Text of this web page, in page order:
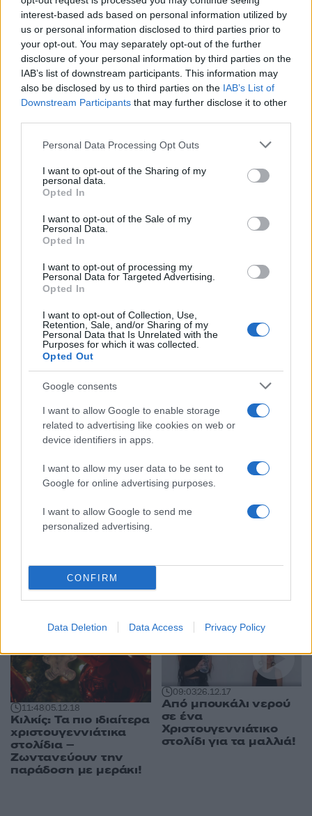
interest-based ads based on personal information utilized by
us or personal information disclosed to third parties prior to
your opt-out. You may separately opt-out of the further
disclosure of your personal information by third parties on the
IAB’s list of downstream participants. This information may
also be disclosed by us to third parties on the IAB’s List of
Downstream Participants that may further disclose it to other
Please note that this website/app uses one or more Google
not limited to your visit or usage behaviour. You may click to
grant or deny consent to Google and its third-party tags to
use your data for below specified purposes in below Google
consent section.
Personal Data Processing Opt Outs
I want to opt-out of the Sharing of my
personal data.
Opted In
I want to opt-out of the Sale of my
Personal Data.
Opted In
I want to opt-out of processing my
Personal Data for Targeted Advertising.
Opted In
I want to opt-out of Collection, Use,
Retention, Sale, and/or Sharing of my
Personal Data that Is Unrelated with the
Purposes for which it was collected.
Opted Out
Google consents
I want to allow Google to enable storage
related to advertising like cookies on web or
device identifiers in apps.
I want to allow my user data to be sent to
Google for online advertising purposes.
I want to allow Google to send me
personalized advertising.
CONFIRM
Data Deletion Data Access Privacy Policy
04:45
Κοίταξε στο χριστουγεννιάτικο δέντρο και δεν
πίστευε στα μάτια του! Αυτό που είδε δεν ήταν
μπάλα
δρόμους και πλατείες της χώρας! “Κάποιοι θα
έπρεπε να ντρέπονται” [video]
11:4805.12.18
Κιλκίς: Τα πιο ιδιαίτερα
χριστουγεννιάτικα
στολίδια –
Ζωντανεύουν την
παράδοση με μεράκι!
09:0326.12.17
Από μπουκάλι νερού
σε ένα
Χριστουγεννιάτικο
στολίδι για τα μαλλιά!